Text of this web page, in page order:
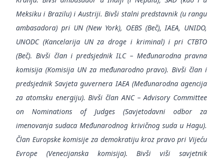
Meksiku i Brazilu) i Austriji. Bivši stalni predstavnik (u rangu
ambasadora) pri UN (New York), OEBS (Beč), IAEA, UNIDO,
UNODC (Kancelarija UN za droge i kriminal) i pri CTBTO
(Beč). Bivši član i predsjednik ILC – Međunarodna pravna
komisija (Komisija UN za međunarodno pravo). Bivši član i
predsjednik Savjeta guvernera IAEA (Međunarodna agencija
za atomsku energiju). Bivši član ANC – Advisory Committee
on Nominations of Judges (Savjetodavni odbor za
imenovanja sudaca Međunarodnog krivičnog suda u Hagu).
Član Europske komisije za demokratiju kroz pravo pri Vijeću
Evrope (Venecijanska komisija). Bivši viši savjetnik